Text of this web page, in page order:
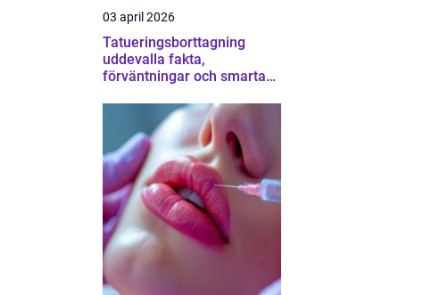
03 april 2026
Tatueringsborttagning
uddevalla fakta,
förväntningar och smarta